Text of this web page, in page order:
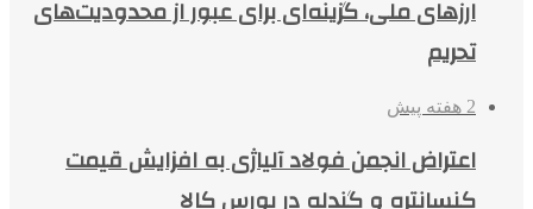
ارزهای ملی، گزینه‌ای برای عبور از محدودیت‌های
تحریم
2 هفته پیش
اعتراض انجمن فولاد آلیاژی به افزایش قیمت
کنسانتره و گندله در بورس کالا